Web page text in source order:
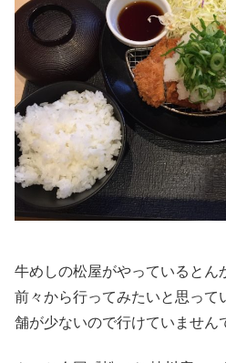
牛めしの松屋がやっているとん
前々から行ってみたいと思って
舗が少ないので行けていません